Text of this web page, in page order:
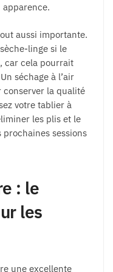
aussi importante.
linge si le
car cela pourrait
séchage à l’air
la qualité
votre tablier à
les plis et le
prochaines sessions
: le
les
une excellente